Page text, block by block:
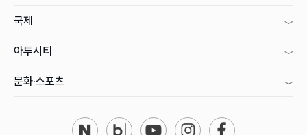
국제
아투시티
문화·스포츠